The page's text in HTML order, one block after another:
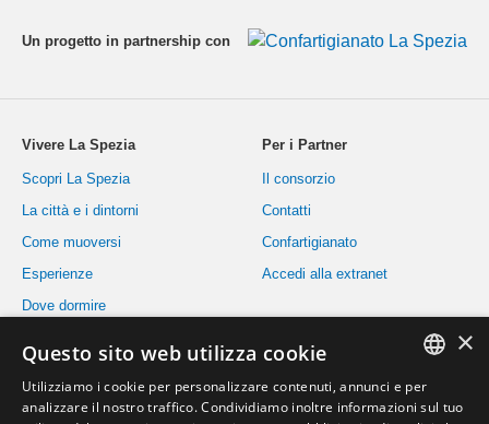
Un progetto in partnership con
Vivere La Spezia
Scopri La Spezia
La città e i dintorni
Come muoversi
Esperienze
Dove dormire
Eventi
Informazioni utili
Per i Partner
Il consorzio
Contatti
Confartigianato
Accedi alla extranet
ITALIAN
×
Questo sito web utilizza cookie
Utilizziamo i cookie per personalizzare contenuti, annunci e per
analizzare il nostro traffico. Condividiamo inoltre informazioni sul tuo